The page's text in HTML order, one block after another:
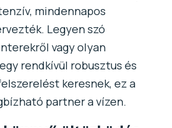
mindennapos
Legyen szó
vagy olyan
rendkívül robusztus és
keresnek, ez a
partner a vízen.